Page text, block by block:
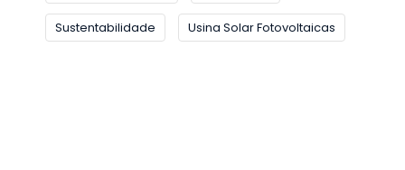
Sustentabilidade Usina Solar Fotovoltaicas